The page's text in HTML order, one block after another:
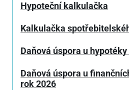
Hypoteční kalkulačka
Kalkulačka
Daňová úspora u
Daňová úspora u
rok 2026